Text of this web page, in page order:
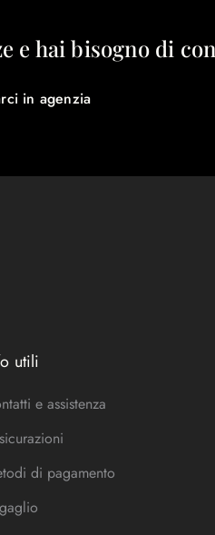
e hai bisogno di
in agenzia
utili
e assistenza
di pagamento